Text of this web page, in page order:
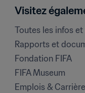
Visitez
Toutes les infos
Rapports et
Fondation FIFA
FIFA Museum
Emplois &